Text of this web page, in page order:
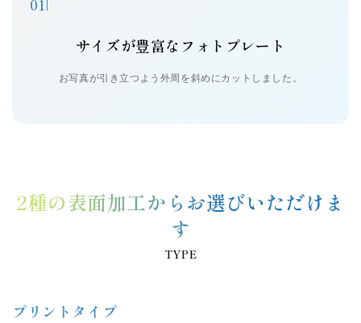
サイズが豊富なフォトプレート
お写真が引き立つよう外周を斜めにカットしました。
2種の表面加工からお選びいただけま
す
TYPE
プリントタイプ